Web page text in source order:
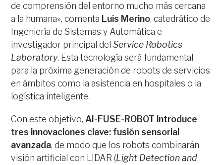
de comprensión del entorno mucho más cercana
a la humana», comenta Luis Merino, catedrático de
Ingeniería de Sistemas y Automática e
investigador principal delService Robotics
Laboratory. Esta tecnología será fundamental
para la próxima generación de robots de servicios
en ámbitos como la asistencia en hospitales o la
logística inteligente.
Con este objetivo,AI-FUSE-ROBOT introduce
tres innovaciones clave: fusión sensorial
avanzada, de modo que los robots combinarán
visión artificial con LIDAR (Light Detection and